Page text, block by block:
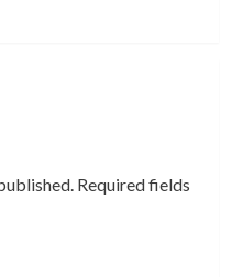
Required fields